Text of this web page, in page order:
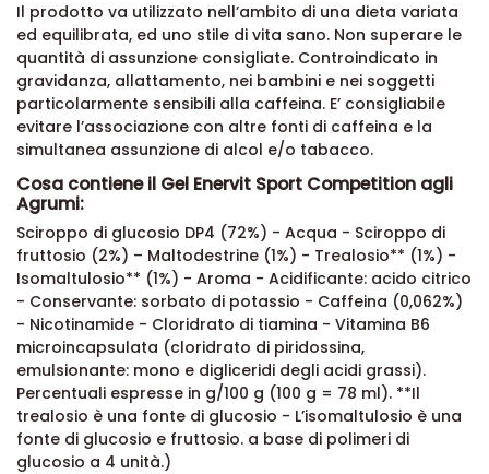
Il prodotto va utilizzato nell’ambito di una dieta variata
ed equilibrata, ed uno stile di vita sano. Non superare le
quantità di assunzione consigliate. Controindicato in
gravidanza, allattamento, nei bambini e nei soggetti
particolarmente sensibili alla caffeina. E’ consigliabile
evitare l’associazione con altre fonti di caffeina e la
simultanea assunzione di alcol e/o tabacco.
Cosa contiene il Gel Enervit Sport Competition agli
Agrumi:
Sciroppo di glucosio DP4 (72%) - Acqua - Sciroppo di
fruttosio (2%) – Maltodestrine (1%) - Trealosio** (1%) -
Isomaltulosio** (1%) - Aroma - Acidificante: acido citrico
- Conservante: sorbato di potassio - Caffeina (0,062%)
- Nicotinamide - Cloridrato di tiamina - Vitamina B6
microincapsulata (cloridrato di piridossina,
emulsionante: mono e digliceridi degli acidi grassi).
Percentuali espresse in g/100 g (100 g = 78 ml). **Il
trealosio è una fonte di glucosio - L’isomaltulosio è una
fonte di glucosio e fruttosio. a base di polimeri di
glucosio a 4 unità.)